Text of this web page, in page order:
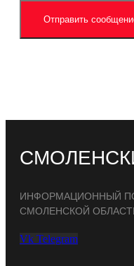
Отправить
ИНФОРМАЦИОННЫЙ
СМОЛЕНСКОЙ
Vk Telegram